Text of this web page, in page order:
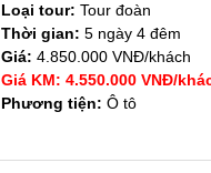
Loại tour: Tour đoàn
Thời gian: 5 ngày 4 đêm
Giá: 4.850.000 VNĐ/khách
Giá KM: 4.550.000 VNĐ/
Phương tiện: Ô tô